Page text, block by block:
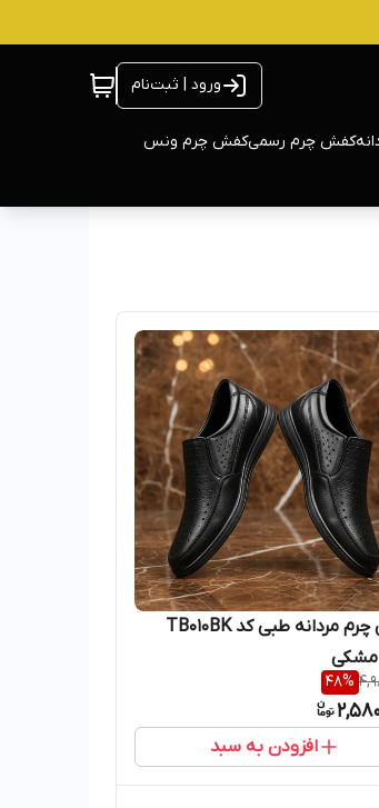
ورود | ثبت‌نام
کفش چرم رسمیکفش چرم ونس
کفش چرم مردانه طبی کد TB010BK
مشکی
48%
افزودن به سبد